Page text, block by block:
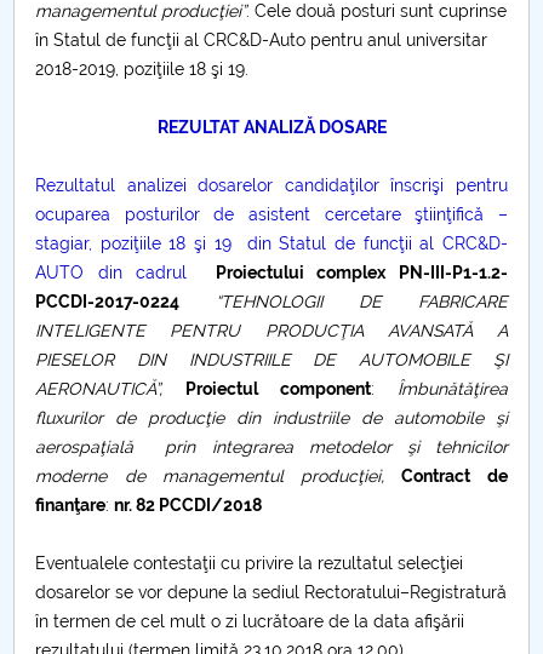
Ghiduri pentru STUDENȚI
Relații Publice
Relații Internaționale
PNRR
Proiect PRIM STUD
Proiect SU-ETIC
Protecția datelor personale
UNIVERSITATE pentru comunitate
IOSUD/CSUD-Doctorate
Comisie de etica unversitară
Evenimente CUP
managementul producţiei”. Cele două posturi sunt cuprinse
în Statul de funcţii al CRC&D-Auto pentru anul universitar
2018-2019, poziţiile 18 şi 19.
REZULTAT ANALIZĂ DOSARE
Rezultatul analizei dosarelor candidaţilor înscrişi pentru
ocuparea posturilor de asistent cercetare ştiinţifică –
stagiar, poziţiile 18 şi 19 din Statul de funcţii al CRC&D-
AUTO din cadrul
Proiectului complex PN-III-P1-1.2-
PCCDI-2017-0224
“TEHNOLOGII DE FABRICARE
INTELIGENTE PENTRU PRODUCŢIA AVANSATĂ A
PIESELOR DIN INDUSTRIILE DE AUTOMOBILE ŞI
AERONAUTICĂ”,
Proiectul component: Îmbunătăţirea
fluxurilor de producţie din industriile de automobile şi
aerospaţială prin integrarea metodelor şi tehnicilor
moderne de managementul producţiei,Contract de
finanţare:nr. 82 PCCDI/2018
Eventualele contestaţii cu privire la rezultatul selecţiei
dosarelor se vor depune la sediul Rectoratului–Registratură
în termen de cel mult o zi lucrătoare de la data afişării